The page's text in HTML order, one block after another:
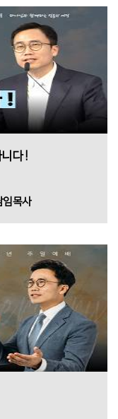
다 !
임목사